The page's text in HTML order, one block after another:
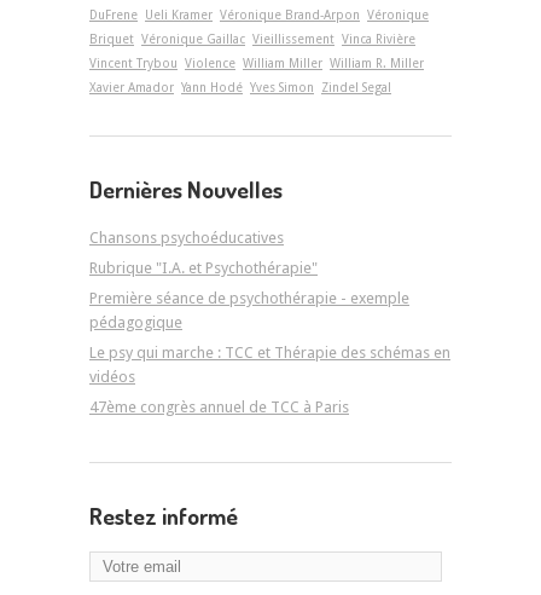
DuFrene
Ueli Kramer Véronique Brand-Arpon Véronique
Briquet Véronique Gaillac Vieillissement Vinca Rivière
Vincent Trybou Violence William Miller William R. Miller
Xavier Amador Yann Hodé Yves Simon Zindel Segal
Dernières Nouvelles
Chansons psychoéducatives
Rubrique "I.A. et Psychothérapie"
Première séance de psychothérapie - exemple
pédagogique
Le psy qui marche : TCC et Thérapie des schémas en
vidéos
47ème congrès annuel de TCC à Paris
Restez informé